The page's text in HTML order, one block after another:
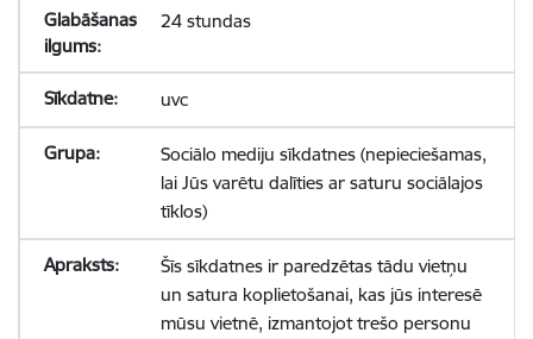
24 stundas
uvc
Sociālo mediju sīkdatnes (nepieciešamas,
lai Jūs varētu dalīties ar saturu sociālajos
tīklos)
Šīs sīkdatnes ir paredzētas tādu vietņu
un satura koplietošanai, kas jūs interesē
mūsu vietnē, izmantojot trešo personu